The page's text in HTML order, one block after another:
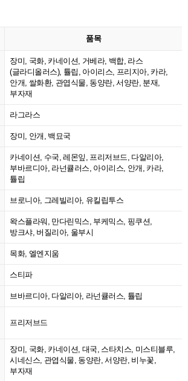
품목
장미, 국화, 카네이션, 거베라, 백합, 라스
(글라디올러스), 튤립, 아이리스, 프리지아, 카라,
안개, 쌀화환, 관엽식물, 동양란, 서양란, 분재,
부자재
라그라스
장미, 안개, 백묘국
카네이션, 수국, 레몬잎, 프리저브드, 다알리아,
부바르디아, 라넌큘러스, 아이리스, 안개, 카라,
튤립
브로니아, 그레빌리아, 유킬립투스
왁스플라워, 만다린믹스, 부케믹스, 핑쿠션,
방크샤, 버질리아, 울부시
목화, 엘엔지움
스티파
브바르디아, 다알리아, 라넌큘러스, 튤립
프리저브드
장미, 국화, 카네이션, 대국, 스타치스, 미스티블루,
시네신스, 관엽식물, 동양란, 서양란, 비누꽃,
부자재